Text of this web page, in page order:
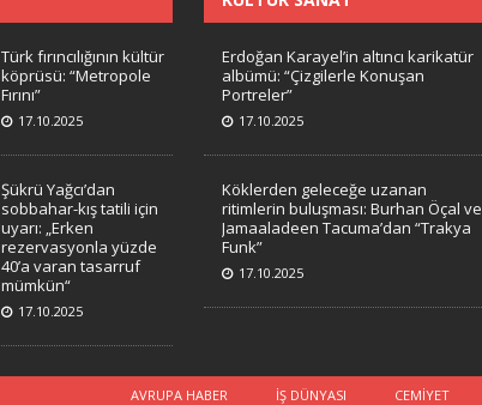
Türk fırıncılığının kültür
köprüsü: “Metropole
Fırını”
17.10.2025
Şükrü Yağcı’dan
sobbahar-kış tatili için
uyarı: „Erken
rezervasyonla yüzde
40’a varan tasarruf
mümkün“
17.10.2025
Erdoğan Karayel’in altıncı karikatür
albümü: “Çizgilerle Konuşan
Portreler”
17.10.2025
Köklerden geleceğe uzanan
ritimlerin buluşması: Burhan Öçal ve
Jamaaladeen Tacuma’dan “Trakya
Funk”
17.10.2025
AVRUPA HABER İŞ DÜNYASI CEMİYET